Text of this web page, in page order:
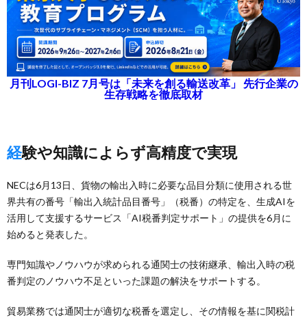
月刊LOGI-BIZ 7月号は「未来を創る輸送改革」 先行企業の
生存戦略を徹底取材
経験や知識によらず高精度で実現
NECは6月13日、貨物の輸出入時に必要な品目分類に使用される世
界共有の番号「輸出入統計品目番号」（税番）の特定を、生成AIを
活用して支援するサービス「AI税番判定サポート」の提供を6月に
始めると発表した。
専門知識やノウハウが求められる通関士の技術継承、輸出入時の税
番判定のノウハウ不足といった課題の解決をサポートする。
貿易業務では通関士が適切な税番を選定し、その情報を基に関税計